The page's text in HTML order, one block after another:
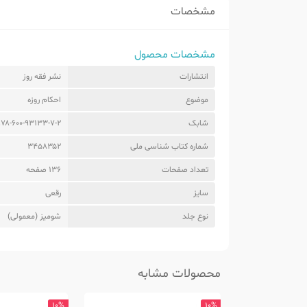
مشخصات
مشخصات محصول
انتشارات نشر فقه روز
موضوع احکام روزه
شابک ۹۷۸-۶۰۰-۹۳۱۳۳-
شماره کتاب شناسی ملی ۳۴۵۸۳۵۲
تعداد صفحات 136 صفحه
سایز رقعی
نوع جلد شومیز (معمولی)
محصولات مشابه